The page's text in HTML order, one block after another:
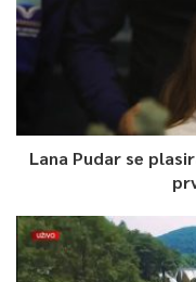
Lana Pudar se